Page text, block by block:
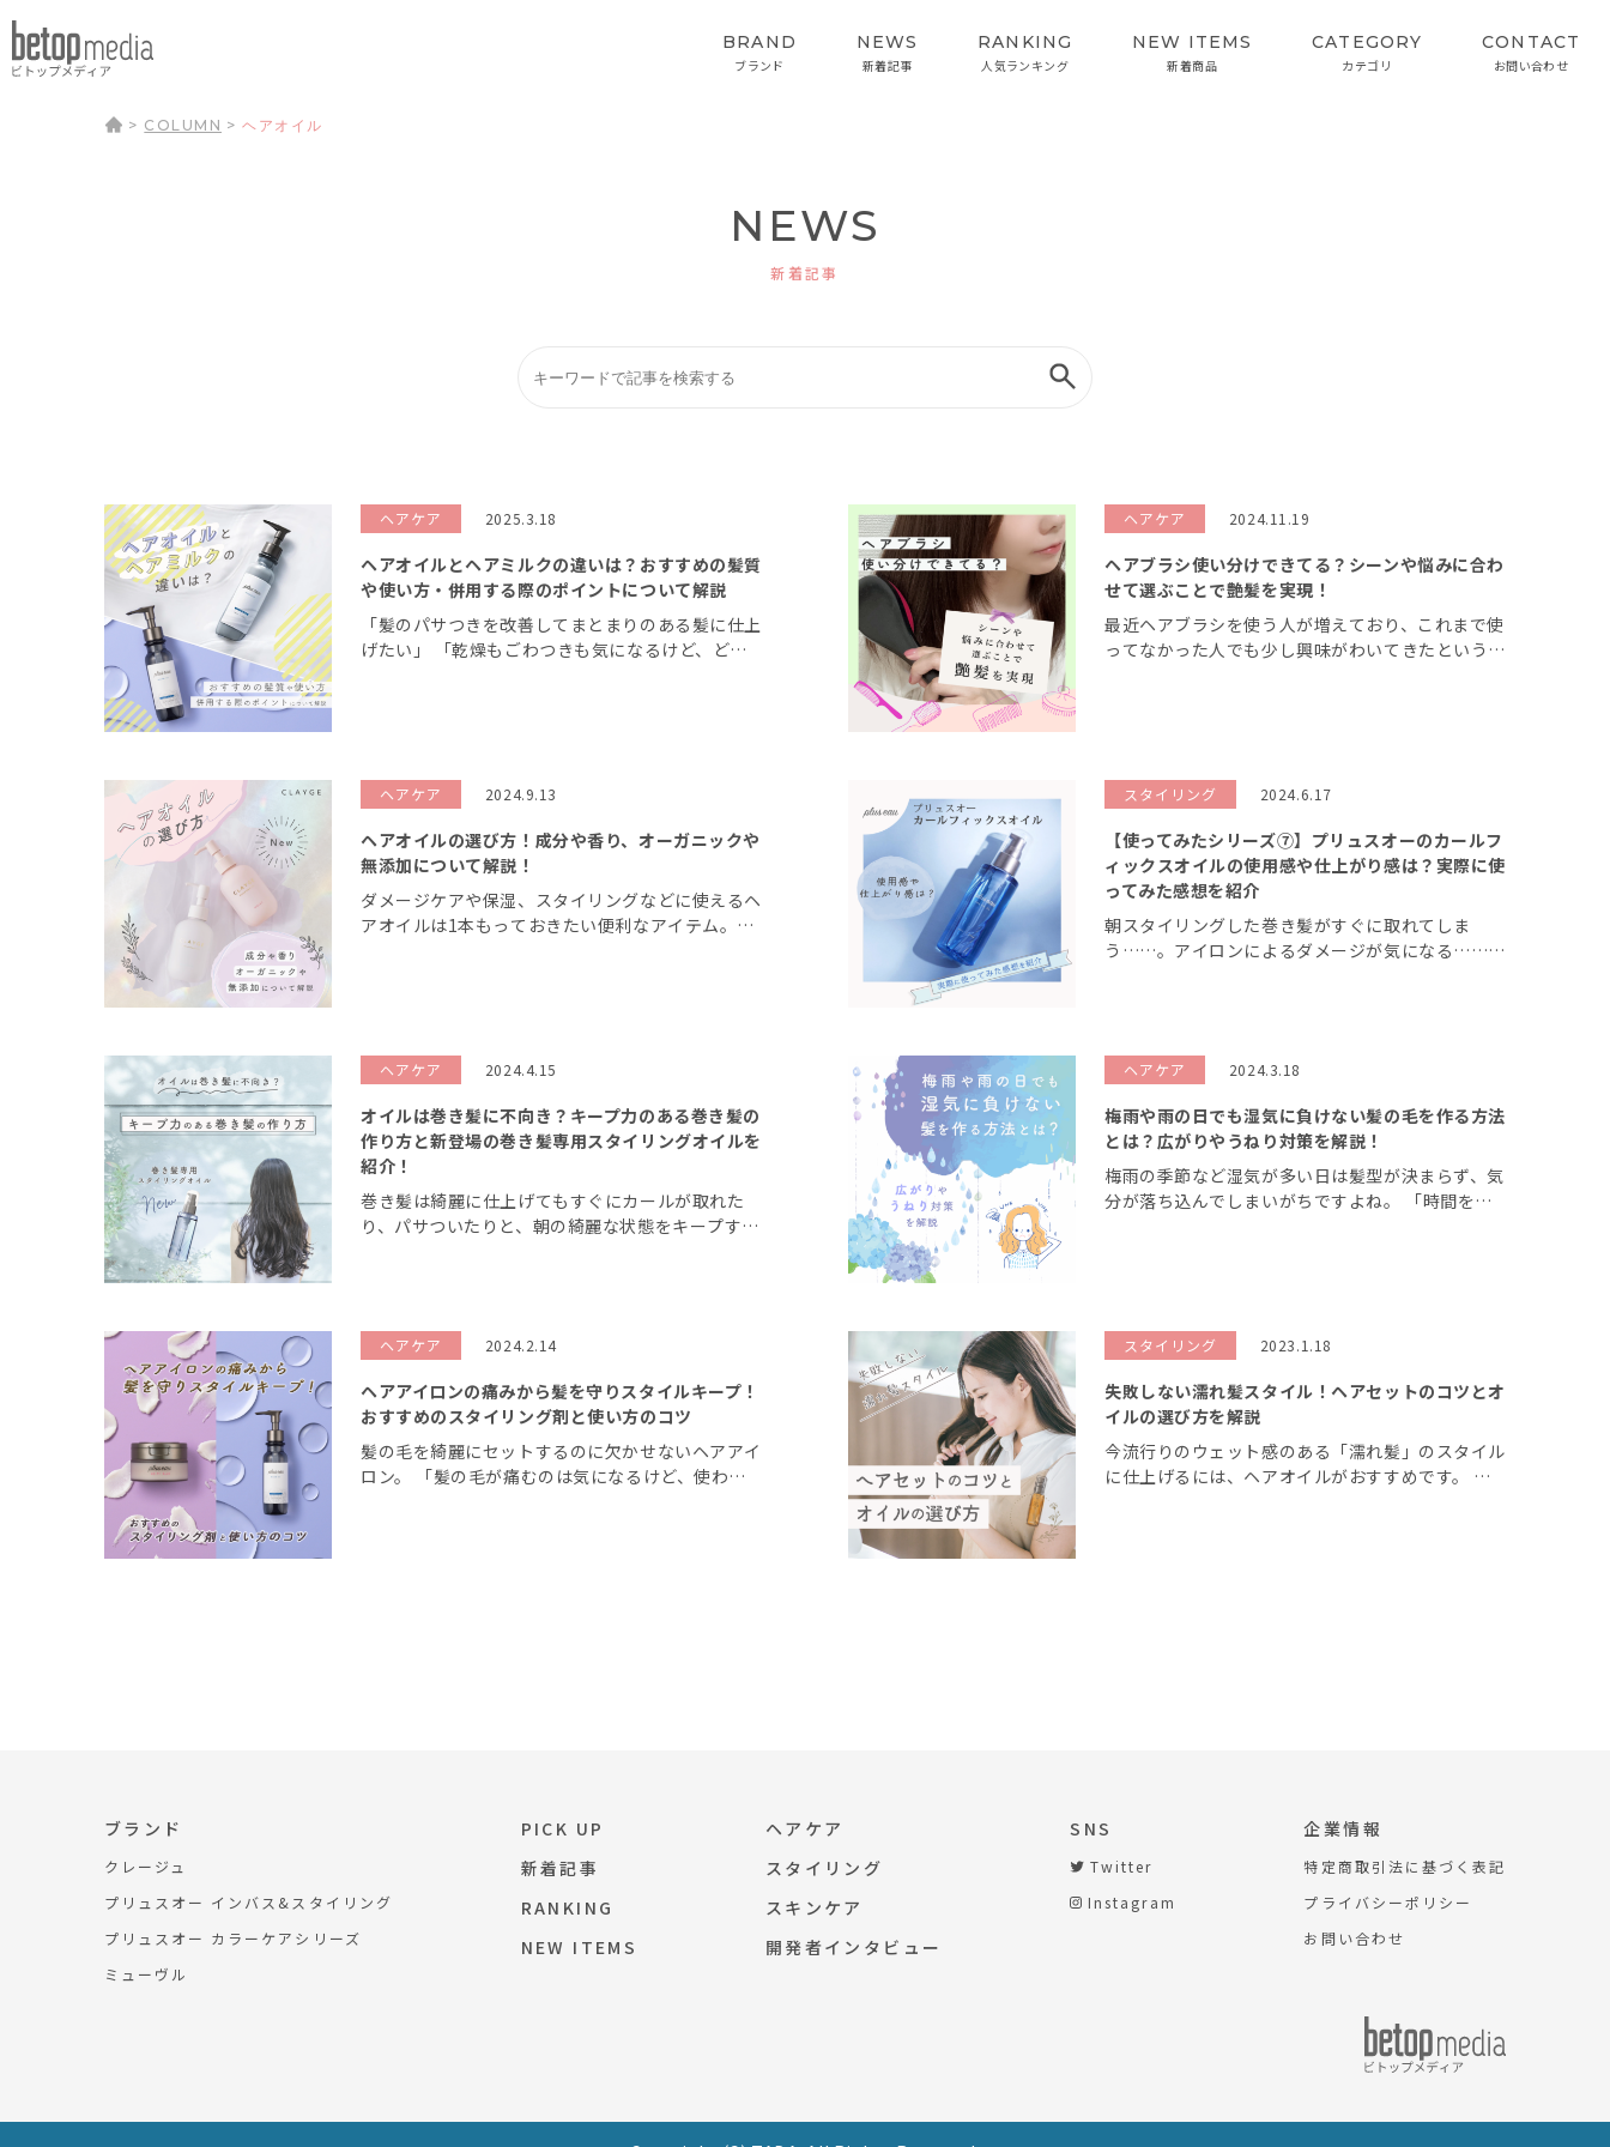
BRAND
ブランド
NEWS
新着記事
RANKING
人気ランキング
NEW ITEMS
新着商品
CATEGORY
カテゴリ
HAIRCARE
ヘアケア
CONTACT
お問い合わせ
> COLUMN >ヘアオイル
NEWS
新着記事
ヘアケア 2025.3.18
ヘアオイルとヘアミルクの違いは？おすすめの髪質
や使い方・併用する際のポイントについて解説
「髪のパサつきを改善してまとまりのある髪に仕上
げたい」 「乾燥もごわつきも気になるけど、どれ
ヘアケア 2024.11.19
ヘアブラシ使い分けできてる？シーンや悩みに合わ
せて選ぶことで艶髪を実現！
最近ヘアブラシを使う人が増えており、これまで使
ってなかった人でも少し興味がわいてきたという人
ヘアケア 2024.9.13
ヘアオイルの選び方！成分や香り、オーガニックや
無添加について解説！
ダメージケアや保湿、スタイリングなどに使えるヘ
アオイルは1本もっておきたい便利なアイテム。た
スタイリング 2024.6.17
【使ってみたシリーズ⑦】プリュスオーのカールフ
ィックスオイルの使用感や仕上がり感は？実際に使
ってみた感想を紹介
朝スタイリングした巻き髪がすぐに取れてしま
う……。アイロンによるダメージが気になる……。
ヘアケア 2024.4.15
オイルは巻き髪に不向き？キープ力のある巻き髪の
作り方と新登場の巻き髪専用スタイリングオイルを
紹介！
巻き髪は綺麗に仕上げてもすぐにカールが取れた
り、パサついたりと、朝の綺麗な状態をキープする
ヘアケア 2024.3.18
梅雨や雨の日でも湿気に負けない髪の毛を作る方法
とは？広がりやうねり対策を解説！
梅雨の季節など湿気が多い日は髪型が決まらず、気
分が落ち込んでしまいがちですよね。 「時間をか
ヘアケア 2024.2.14
ヘアアイロンの痛みから髪を守りスタイルキープ！
おすすめのスタイリング剤と使い方のコツ
髪の毛を綺麗にセットするのに欠かせないヘアアイ
ロン。 「髪の毛が痛むのは気になるけど、使わな
スタイリング 2023.1.18
失敗しない濡れ髪スタイル！ヘアセットのコツとオ
イルの選び方を解説
今流行りのウェット感のある「濡れ髪」のスタイル
に仕上げるには、ヘアオイルがおすすめです。 し
ブランド
クレージュ
プリュスオー インバス&スタイリング
プリュスオー カラーケアシリーズ
ミューヴル
PICK UP
新着記事
RANKING
NEW ITEMS
ヘアケア
スタイリング
スキンケア
開発者インタビュー
SNS
Twitter
Instagram
企業情報
特定商取引法に基づく表記
プライバシーポリシー
お問い合わせ